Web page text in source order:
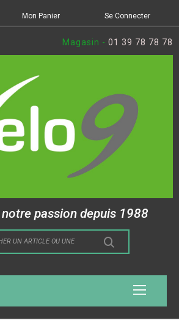
Mon Panier Se Connecter
Magasin - 01 39 78 78 78
passion depuis 1988